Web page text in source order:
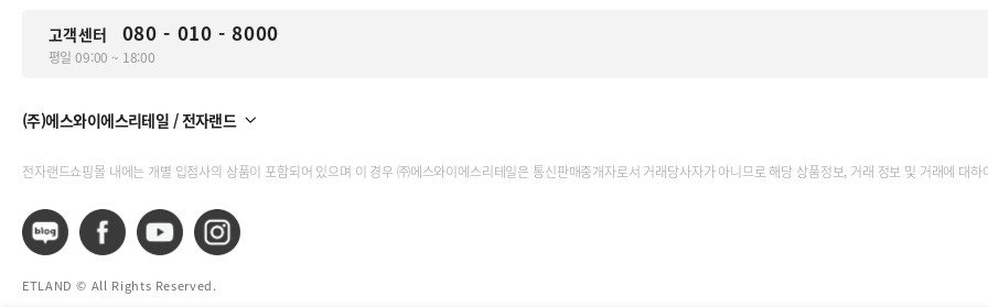
고객센터 080 - 010 - 8000
평일 09:00 ~ 18:00
(주)에스와이에스리테일 / 전자랜드
전자랜드쇼핑몰 내에는 개별 입점사의 상품이 포함되어 있으며 이 경우 ㈜에스와이에스리테일은 통신판매중개자로서 거래당사자가 아니므로 해당 상품정보, 거래 정보 및 거래에 대
ETLAND © All Rights Reserved.